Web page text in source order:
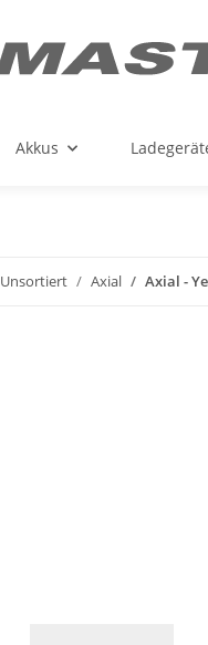
Akkus
Unsortiert Axial Axial -